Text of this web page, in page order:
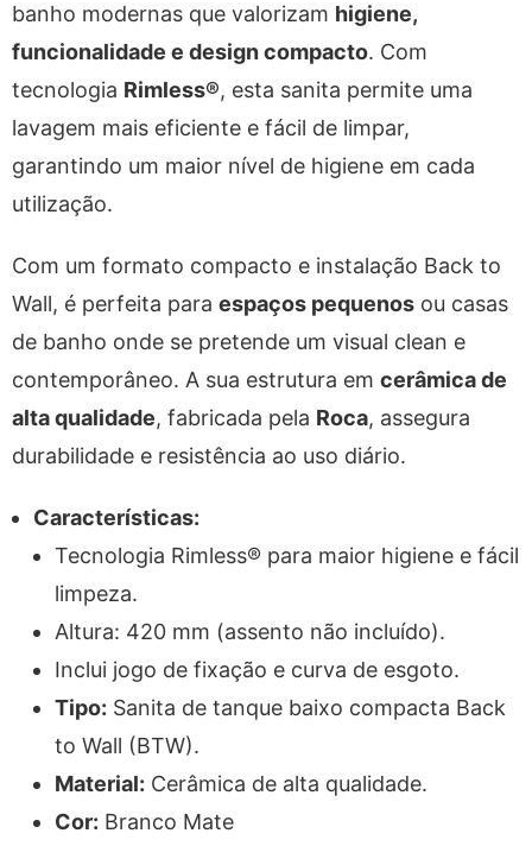
banho modernas que valorizam higiene,
funcionalidade e design compacto. Com
tecnologia Rimless®, esta sanita permite uma
lavagem mais eficiente e fácil de limpar,
garantindo um maior nível de higiene em cada
utilização.
Com um formato compacto e instalação Back to
Wall, é perfeita para espaços pequenos ou casas
de banho onde se pretende um visual clean e
contemporâneo. A sua estrutura em cerâmica de
alta qualidade, fabricada pela Roca, assegura
durabilidade e resistência ao uso diário.
Características:
Tecnologia Rimless® para maior higiene e fácil
limpeza.
Altura: 420 mm (assento não incluído).
Inclui jogo de fixação e curva de esgoto.
Tipo: Sanita de tanque baixo compacta Back
to Wall (BTW).
Material: Cerâmica de alta qualidade.
Cor: Branco Mate